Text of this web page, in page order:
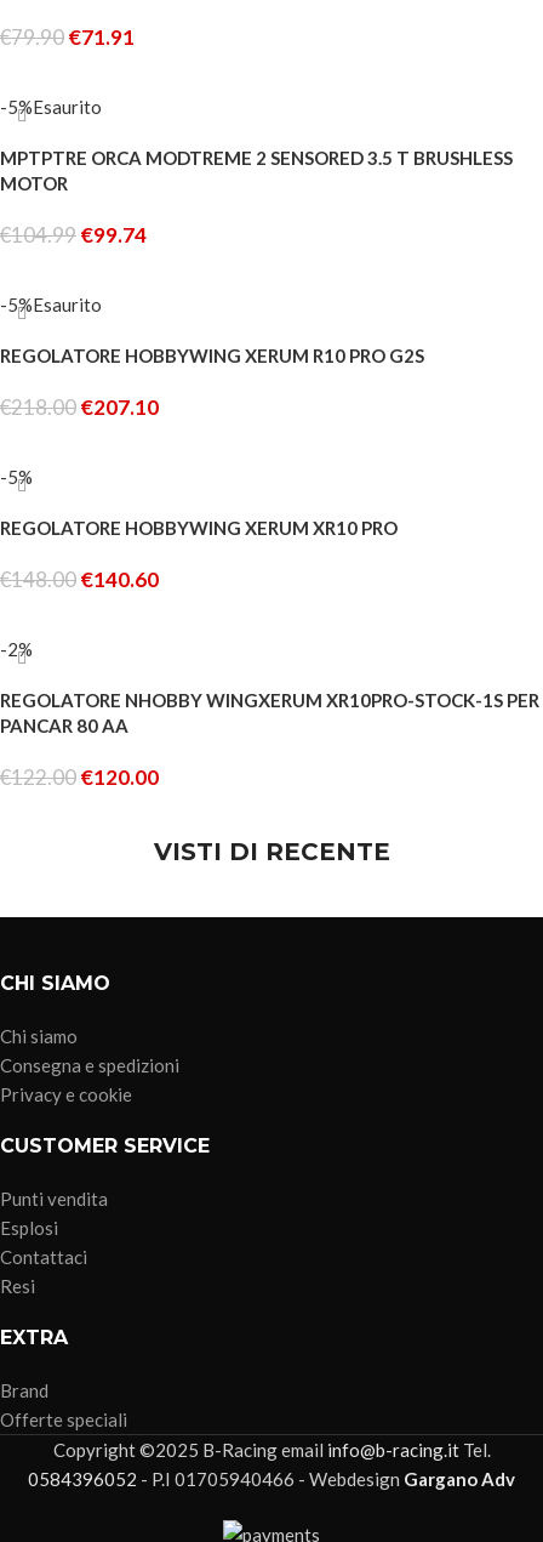
€79.90€71.91
-5%Esaurito
MPTPTRE ORCA MODTREME 2 SENSORED 3.5 T BRUSHLESS
MOTOR
€104.99€99.74
-5%Esaurito
REGOLATORE HOBBYWING XERUM R10 PRO G2S
€218.00€207.10
-5%
REGOLATORE HOBBYWING XERUM XR10 PRO
€148.00€140.60
-2%
REGOLATORE NHOBBY WINGXERUM XR10PRO-STOCK-1S PER
PANCAR 80 AA
€122.00€120.00
VISTI DI RECENTE
CHI SIAMO
Chi siamo
Consegna e spedizioni
Privacy e cookie
CUSTOMER SERVICE
Punti vendita
Esplosi
Contattaci
Resi
EXTRA
Brand
Offerte speciali
Copyright ©2025 B-Racing email info@b-racing.itTel.
0584396052 - P.I 01705940466 - Webdesign Gargano Adv